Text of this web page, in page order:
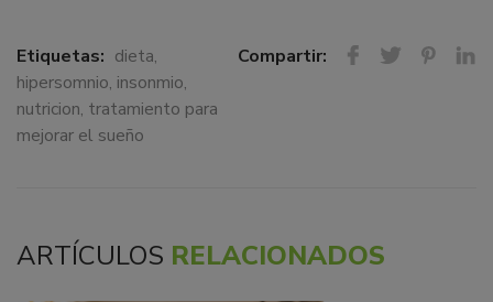
Etiquetas: dieta,
hipersomnio, insonmio,
nutricion, tratamiento para
mejorar el sueño
Compartir:
ARTÍCULOS RELACIONADOS